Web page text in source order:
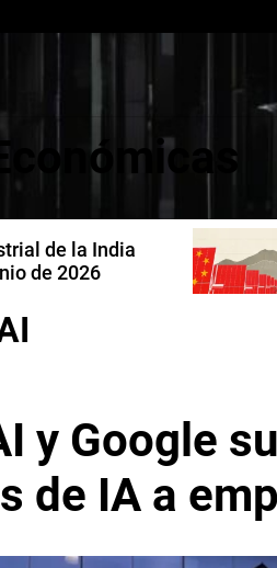
de la India
de 2026
y Google
de IA a